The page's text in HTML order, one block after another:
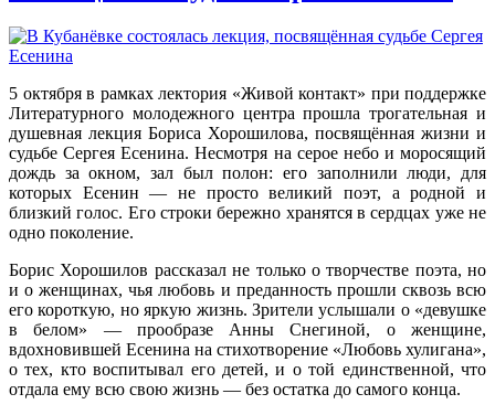
5 октября в рамках лектория «Живой контакт» при поддержке
Литературного молодежного центра прошла трогательная и
душевная лекция Бориса Хорошилова, посвящённая жизни и
судьбе Сергея Есенина. Несмотря на серое небо и моросящий
дождь за окном, зал был полон: его заполнили люди, для
которых Есенин — не просто великий поэт, а родной и
близкий голос. Его строки бережно хранятся в сердцах уже не
одно поколение.
Борис Хорошилов рассказал не только о творчестве поэта, но
и о женщинах, чья любовь и преданность прошли сквозь всю
его короткую, но яркую жизнь. Зрители услышали о «девушке
в белом» — прообразе Анны Снегиной, о женщине,
вдохновившей Есенина на стихотворение «Любовь хулигана»,
о тех, кто воспитывал его детей, и о той единственной, что
отдала ему всю свою жизнь — без остатка до самого конца.